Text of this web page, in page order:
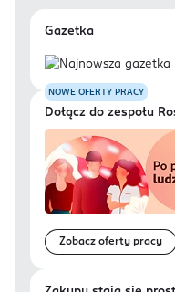
Gazetka
NOWE OFERTY PRACY
Dołącz do zespołu
Zobacz oferty pracy